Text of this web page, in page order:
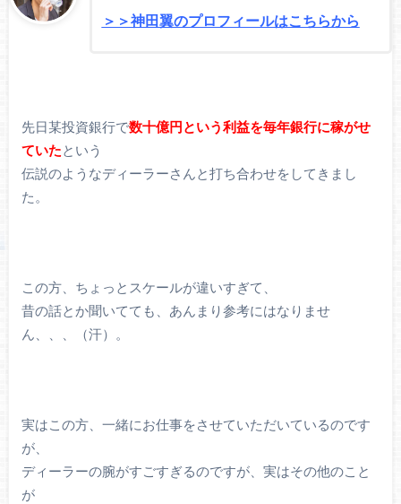
＞＞神田翼のプロフィールはこちらから
先日某投資銀行で数十億円という利益を毎年銀行に稼がせ
ていたという
伝説のようなディーラーさんと打ち合わせをしてきまし
た。
この方、ちょっとスケールが違いすぎて、
昔の話とか聞いてても、あんまり参考にはなりませ
ん、、、（汗）。
実はこの方、一緒にお仕事をさせていただいているのです
が、
ディーラーの腕がすごすぎるのですが、実はその他のこと
が